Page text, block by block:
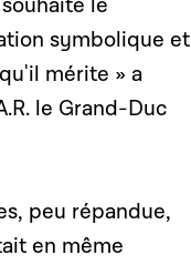
le
symbolique et
mérite » a
le Grand-Duc
peu répandue,
en même